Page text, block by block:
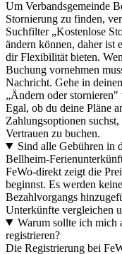
Um Verbandsgemeinde
Stornierung zu finden,
Suchfilter „Kostenlose
ändern können, daher ist
dir Flexibilität bieten.
Buchung vornehmen
Nachricht. Gehe in
„Ändern oder
Egal, ob du deine Pläne
Zahlungsoptionen
Vertrauen zu buchen.
Sind alle Gebühren in
Bellheim-
FeWo-direkt zeigt die
beginnst. Es werden
Bezahlvorgangs
Unterkünfte vergleichen
Warum sollte ich mich
registrieren?
Die Registrierung bei